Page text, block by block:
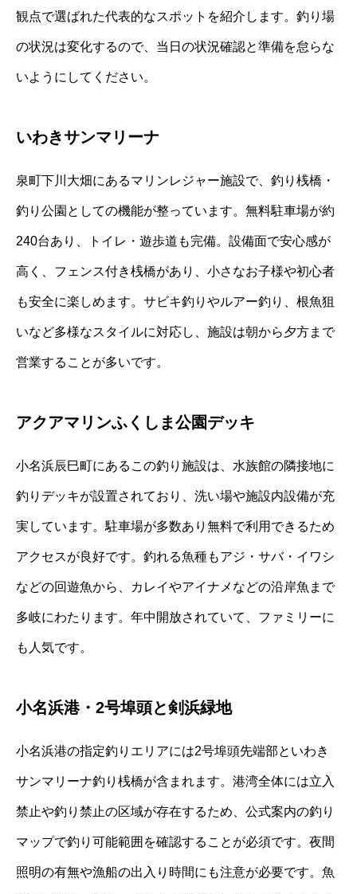
観点で選ばれた代表的なスポットを紹介します。釣り場
の状況は変化するので、当日の状況確認と準備を怠らな
いようにしてください。
いわきサンマリーナ
泉町下川大畑にあるマリンレジャー施設で、釣り桟橋・
釣り公園としての機能が整っています。無料駐車場が約
240台あり、トイレ・遊歩道も完備。設備面で安心感が
高く、フェンス付き桟橋があり、小さなお子様や初心者
も安全に楽しめます。サビキ釣りやルアー釣り、根魚狙
いなど多様なスタイルに対応し、施設は朝から夕方まで
営業することが多いです。
アクアマリンふくしま公園デッキ
小名浜辰巳町にあるこの釣り施設は、水族館の隣接地に
釣りデッキが設置されており、洗い場や施設内設備が充
実しています。駐車場が多数あり無料で利用できるため
アクセスが良好です。釣れる魚種もアジ・サバ・イワシ
などの回遊魚から、カレイやアイナメなどの沿岸魚まで
多岐にわたります。年中開放されていて、ファミリーに
も人気です。
小名浜港・2号埠頭と剣浜緑地
小名浜港の指定釣りエリアには2号埠頭先端部といわき
サンマリーナ釣り桟橋が含まれます。港湾全体には立入
禁止や釣り禁止の区域が存在するため、公式案内の釣り
マップで釣り可能範囲を確認することが必須です。夜間
照明の有無や漁船の出入り時間にも注意が必要です。魚